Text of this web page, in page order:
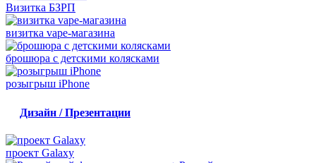
Визитка БЗРП
визитка vape-магазина
брошюра с детскими колясками
розыгрыш iPhone
Дизайн / Презентации
проект Galaxy